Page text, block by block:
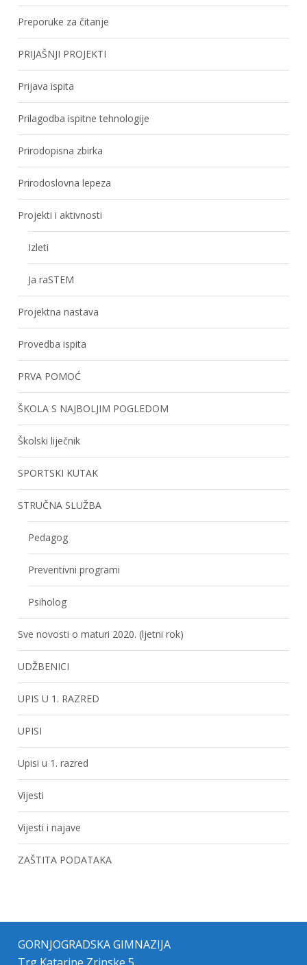
Preporuke za čitanje
PRIJAŠNJI PROJEKTI
Prijava ispita
Prilagodba ispitne tehnologije
Prirodopisna zbirka
Prirodoslovna lepeza
Projekti i aktivnosti
Izleti
Ja raSTEM
Projektna nastava
Provedba ispita
PRVA POMOĆ
ŠKOLA S NAJBOLJIM POGLEDOM
Školski liječnik
SPORTSKI KUTAK
STRUČNA SLUŽBA
Pedagog
Preventivni programi
Psiholog
Sve novosti o maturi 2020. (ljetni rok)
UDŽBENICI
UPIS U 1. RAZRED
UPISI
Upisi u 1. razred
Vijesti
Vijesti i najave
ZAŠTITA PODATAKA
GORNJOGRADSKA GIMNAZIJA